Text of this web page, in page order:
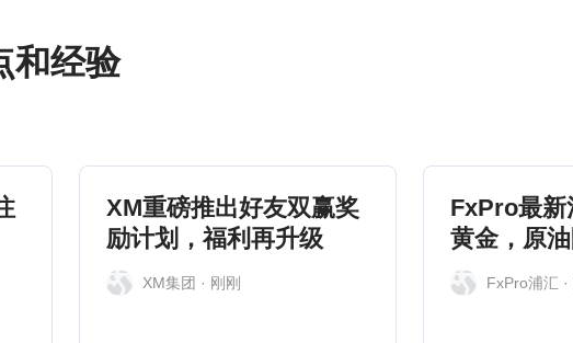
和经验
XM重磅推出好友双赢奖
励计划，福利再升级
XM集团 · 刚刚
FxPro最新
黄金，原
杆
FxPro浦汇